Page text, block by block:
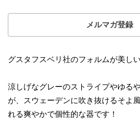
メルマガ登録
グスタフスベリ社のフォルムが美し
涼しげなグレーのストライプやゆる
が、スウェーデンに吹き抜けるそよ
れる爽やかで個性的な器です！